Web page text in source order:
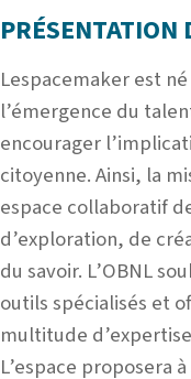
PRÉSENTATION
Lespacemaker est
l’émergence du
encourager
citoyenne. Ainsi, la
espace collaboratif
d’exploration, de
du savoir. L’OBNL
outils spécialisés et
multitude
L’espace proposera